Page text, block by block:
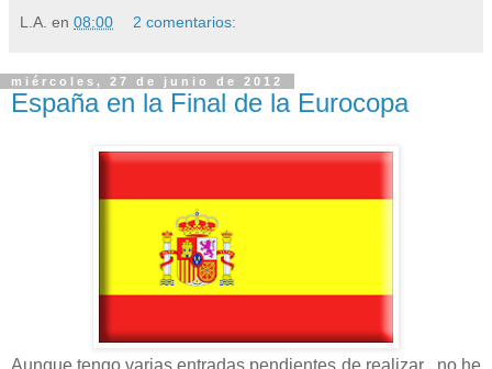
L.A. en 08:00 2 comentarios:
miércoles, 27 de junio de 2012
España en la Final de la Eurocopa
Aunque tengo varias entradas pendientes de realizar , no he